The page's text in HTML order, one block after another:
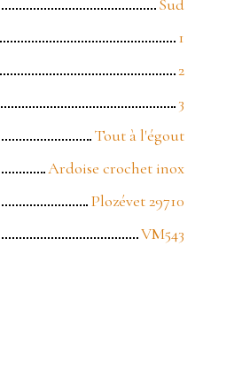
Sud
1
2
3
Tout à l'égout
Ardoise crochet inox
Plozévet 29710
VM543